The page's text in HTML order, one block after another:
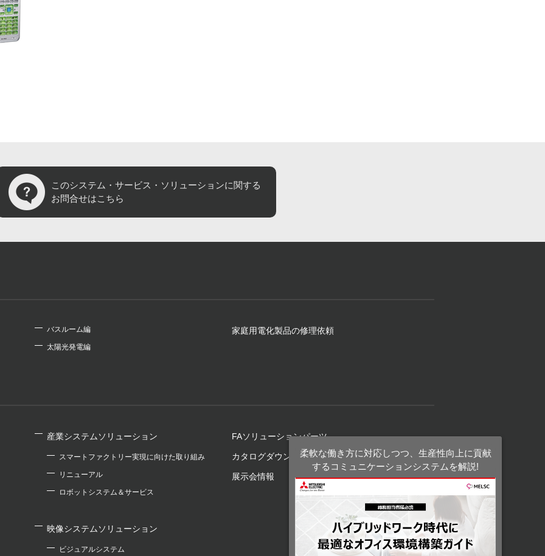
このシステム・サービス・ ソリューションに関する
お問合せはこちら
バスルーム編
太陽光発電編
家庭用電化製品の修理依頼
産業システムソリューション
スマートファクトリー実現に向けた取り組み
リニューアル
ロボットシステム＆サービス
映像システムソリューション
ビジュアルシステム
FAソリューションパーツ
カタログダウンロード
展示会情報
柔軟な働き方に対応しつつ、生産性向上に貢献
するコミュニケーションシステムを解説!